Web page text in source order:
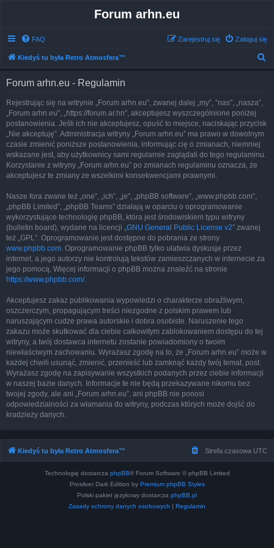
Forum arhn.eu
FAQ Zaloguj się
Zarejestruj się
Kiedyś tu była Retro Atmosfera™
Forum arhn.eu - Regulamin
Rejestrując się na witrynie „Forum arhn.eu”, zwanej dalej „my”, ”nas”, „nasza”,
„Forum arhn.eu”, „https://forum.ar.hn”, akceptujesz wyszczególnione poniżej
postanowienia. Jeśli ich nie akceptujesz, opuść to miejsce, naciskając przycisk
„Nie akceptuję”. Administracja witryny „Forum arhn.eu” ma prawo w dowolnym
czasie zmienić poniższe postanowienia, informując cię o zmianach, niemniej
wskazane jest, aby użytkownicy sami regularnie zaglądali do tego regulaminu.
Korzystanie z witryny „Forum arhn.eu” po zmianach regulaminu oznacza, że
akceptujesz te zmiany ze wszelkimi konsekwencjami prawnymi.
Nasze fora zwane też „one”, „ich”, „je”, „phpBB software”, „www.phpbb.com”,
„phpBB Limited”, „phpBB Teams” działają w oparciu o oprogramowanie
wykorzystujące technologię phpBB, która jest środowiskiem typu witryny
(bulletin board), wydane na licencji „GNU General Public License v2” zwanej
też „GPL”. Oprogramowanie jest dostępne do pobrania ze strony
www.phpbb.com. Oprogramowanie phpBB tylko ułatwia dyskusje przez
internet, a jego autorzy nie kontrolują tekstów zamieszczanych w internecie za
jego pomocą. Więcej informacji o phpBB można znaleźć na stronie
https://www.phpbb.com/.
Akceptujesz zakaz publikowania wypowiedzi o charakterze obraźliwym,
oszczerczym, propagującym treści niezgodne z polskim prawem lub
naruszającym cudze prawa autorskie i dobra osobiste. Naruszenie tego
zakazu może skutkować dla ciebie całkowitym zablokowaniem dostępu do tej
witryny, a twój dostawca internetu zostanie powiadomiony o twoim
niewłaściwym zachowaniu. Wyrażasz zgodę na to, że „Forum arhn.eu” może w
każdej chwili usunąć, zmienić, przenieść lub zamknąć każdy twój temat, post.
Wyrażasz zgodę na zapisywanie wszystkich podanych przez ciebie informacji
w naszej bazie danych. Informacje te nie będą przekazywane nikomu bez
twojej zgody, ale ani „Forum arhn.eu”, ani phpBB nie ponosi
odpowiedzialności za włamania do witryny, podczas których może dojść do
kradzieży danych.
Kiedyś tu była Retro Atmosfera™ Strefa czasowa UTC
Technologię dostarcza phpBB® Forum Software © phpBB Limited
Prosilver Dark Edition by Premium phpBB Styles
Polski pakiet językowy dostarcza phpBB.pl
Zasady ochrony danych osobowych | Regulamin